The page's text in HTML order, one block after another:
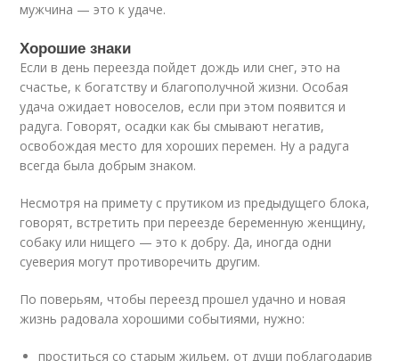
мужчина — это к удаче.
Хорошие знаки
Если в день переезда пойдет дождь или снег, это на
счастье, к богатству и благополучной жизни. Особая
удача ожидает новоселов, если при этом появится и
радуга. Говорят, осадки как бы смывают негатив,
освобождая место для хороших перемен. Ну а радуга
всегда была добрым знаком.
Несмотря на примету с прутиком из предыдущего блока,
говорят, встретить при переезде беременную женщину,
собаку или нищего — это к добру. Да, иногда одни
суеверия могут противоречить другим.
По поверьям, чтобы переезд прошел удачно и новая
жизнь радовала хорошими событиями, нужно:
проститься со старым жильем, от души поблагодарив